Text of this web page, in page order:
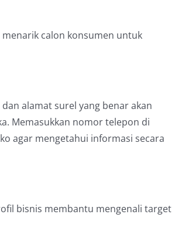
calon konsumen untuk
alamat surel yang benar akan
Memasukkan nomor telepon di
agar mengetahui informasi secara
bisnis membantu mengenali target